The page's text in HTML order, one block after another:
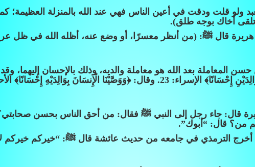
ولو قلت ودقت في أعين الناس فهي عند الله بالمنزلة
أخاك بوجه طلق).
قال ﷺ: (من أنظر معسرًا، أو وضع عنه، أظله الله في ظل
حسن المعاملة بعد الله هو معاملة والديه، وذلك بالإحسان إليهما،
الْإِنسَانَ بِوَالِدَيْهِ إِحْسَانًا﴾ الأحقاف: 15.
قال: جاء رجل إلى النبي ﷺ فقال: من أحق الناس بحسن
من؟ قال: “أبوك”.
أخرج الترمذي في جامعه من حديث عائشة قال ﷺ: “خيركم خيركم